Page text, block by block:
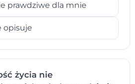
prawdziwe dla mnie
opisuje
życia nie